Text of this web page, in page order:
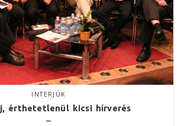
INTERJÚK
érthetetlenül kicsi hírverés